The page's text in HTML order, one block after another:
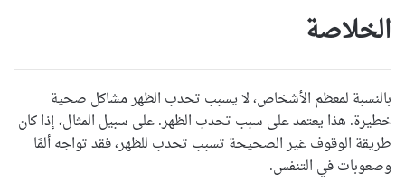
الخلاصة
بالنسبة لمعظم الأشخاص، لا يسبب تحدب الظهرمشاكل صحية
خطيرة. هذا يعتمد على سبب تحدب الظهر. على سبيل المثال، إذا كان
طريقة الوقوف غير الصحيحة تسبب تحدب للظهر، فقد تواجه ألمًا
وصعوبات في التنفس.